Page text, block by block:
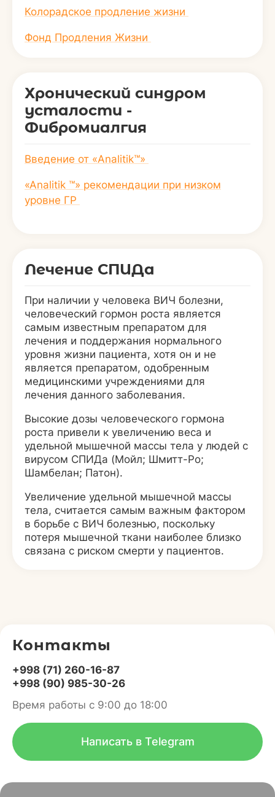
Колорадское продление жизни
Фонд Продления Жизни
Хронический синдром
усталости -
Фибромиалгия
Введение от «Analitik™»
«Analitik ™» рекомендации при низком
уровне ГР
Лечение СПИДа
При наличии у человека ВИЧ болезни,
человеческий гормон роста является
самым известным препаратом для
лечения и поддержания нормального
уровня жизни пациента, хотя он и не
является препаратом, одобренным
медицинскими учреждениями для
лечения данного заболевания.
Высокие дозы человеческого гормона
роста привели к увеличению веса и
удельной мышечной массы тела у людей с
вирусом СПИДа (Мойл; Шмитт-Ро;
Шамбелан; Патон).
Увеличение удельной мышечной массы
тела, считается самым важным фактором
в борьбе с ВИЧ болезнью, поскольку
потеря мышечной ткани наиболее близко
связана с риском смерти у пациентов.
Контакты
+998 (71) 260-16-87
+998 (90) 985-30-26
Время работы с 9:00 до 18:00
Написать в Telegram